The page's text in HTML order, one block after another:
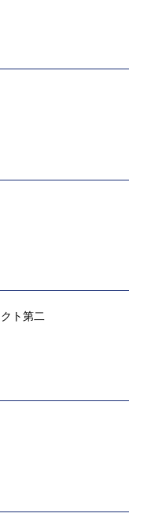
ト第二